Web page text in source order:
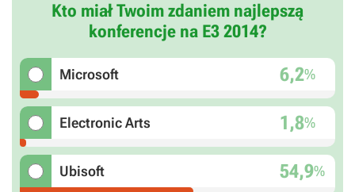
Kto miał Twoim zdaniem najlepszą
konferencje na E3 2014?
Microsoft 6,2%
Electronic Arts 1,8%
Ubisoft 54,9%